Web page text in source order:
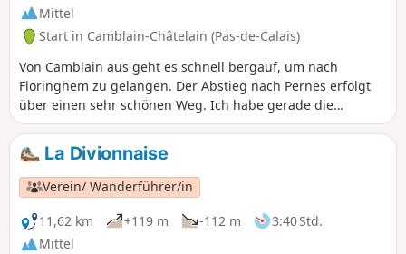
Mittel
Start in Camblain-Châtelain (Pas-de-Calais)
Von Camblain aus geht es schnell bergauf, um nach
Floringhem zu gelangen. Der Abstieg nach Pernes erfolgt
über einen sehr schönen Weg. Ich habe gerade die
Durchquerung von Pernes geändert und nutze nun andere
kleine Wege. Erst hinter Marest wird es etwas komplizierter,
da einige Wegabschnitte recht matschig sein können
(allerdings haben sich die Wege in letzter Zeit deutlich
verbessert). Der Rückweg führt über den Mont Duquenne.
La Divionnaise
Verein/ Wanderführer/in
11,62 km
+119 m -112 m
3:40 Std.
Mittel